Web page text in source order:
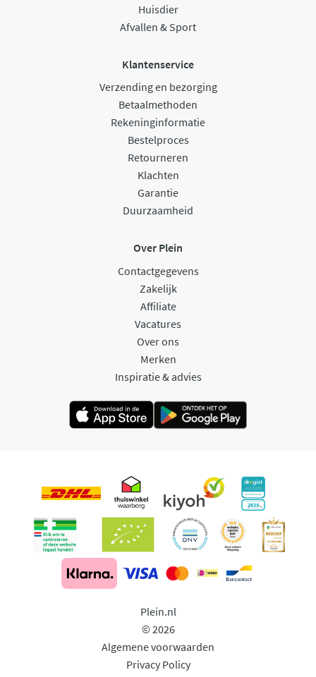
Huisdier
Afvallen & Sport
Klantenservice
Verzending en bezorging
Betaalmethoden
Rekeninginformatie
Bestelproces
Retourneren
Klachten
Garantie
Duurzaamheid
Over Plein
Contactgegevens
Zakelijk
Affiliate
Vacatures
Over ons
Merken
Inspiratie & advies
Plein.nl
© 2026
Algemene voorwaarden
Privacy Policy